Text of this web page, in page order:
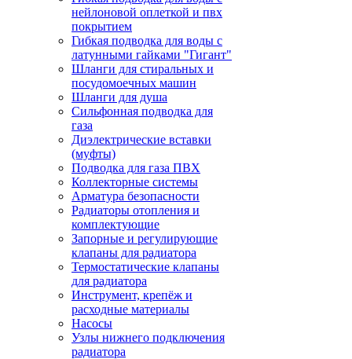
нейлоновой оплеткой и пвх
покрытием
Гибкая подводка для воды с
латунными гайками "Гигант"
Шланги для стиральных и
посудомоечных машин
Шланги для душа
Сильфонная подводка для
газа
Диэлектрические вставки
(муфты)
Подводка для газа ПВХ
Коллекторные системы
Арматура безопасности
Радиаторы отопления и
комплектующие
Запорные и регулирующие
клапаны для радиатора
Термостатические клапаны
для радиатора
Инструмент, крепёж и
расходные материалы
Насосы
Узлы нижнего подключения
радиатора